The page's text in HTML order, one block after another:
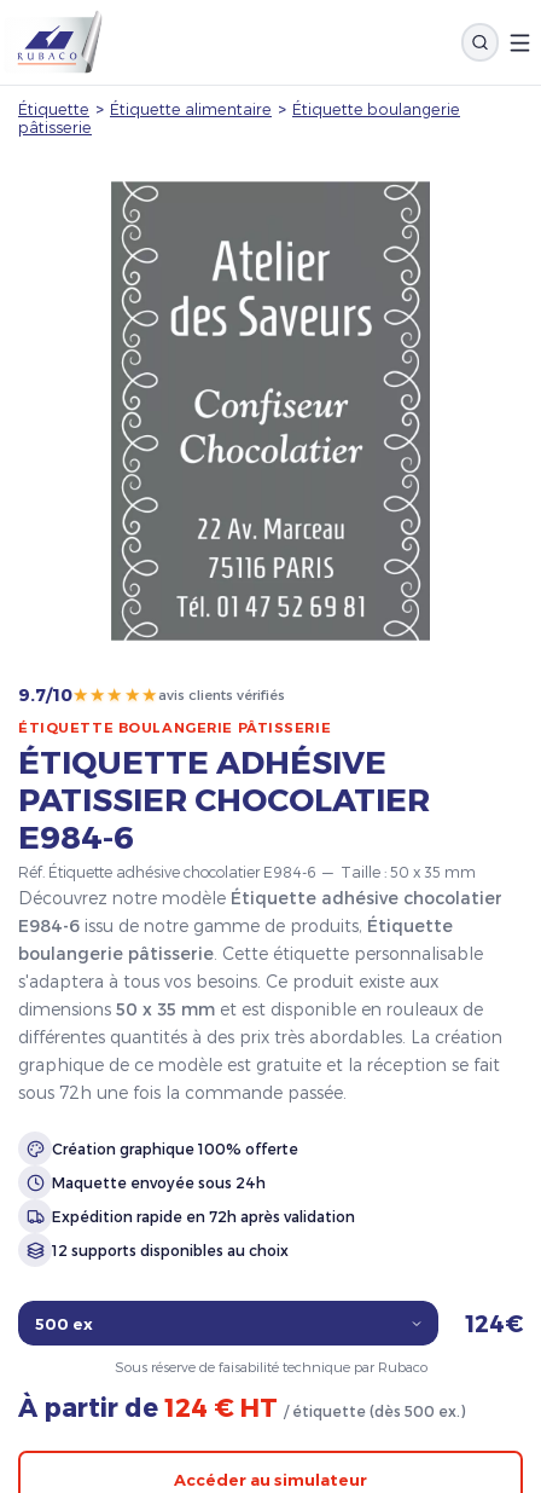
Étiquette > Étiquette alimentaire > Étiquette boulangerie
pâtisserie
9.7/10★★★★★avis clients vérifiés
ÉTIQUETTE BOULANGERIE PÂTISSERIE
ÉTIQUETTE ADHÉSIVE
PATISSIER CHOCOLATIER
E984-6
Réf. Étiquette adhésive chocolatier E984-6 — Taille : 50 x 35 mm
Découvrez notre modèle Étiquette adhésive chocolatier
E984-6 issu de notre gamme de produits, Étiquette
boulangerie pâtisserie . Cette étiquette personnalisable
s'adaptera à tous vos besoins. Ce produit existe aux
dimensions 50 x 35 mm et est disponible en rouleaux de
différentes quantités à des prix très abordables. La création
graphique de ce modèle est gratuite et la réception se fait
sous 72h une fois la commande passée.
Création graphique 100% offerte
Maquette envoyée sous 24h
Expédition rapide en 72h après validation
12 supports disponibles au choix
124€
Sous réserve de faisabilité technique par Rubaco
À partir de 124 € HT / étiquette (dès 500 ex.)
Accéder au simulateur